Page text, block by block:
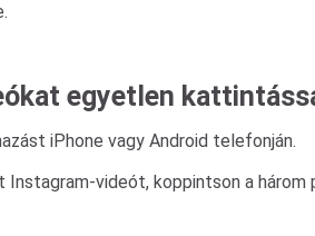
egyetlen
iPhone vagy Android telefonján.
videót, koppintson a